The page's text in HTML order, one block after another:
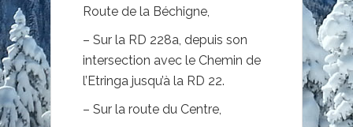
Route de la Béchigne,
– Sur la RD 228a, depuis son
intersection avec le Chemin de
l’Etringa jusqu’à la RD 22.
– Sur la route du Centre,